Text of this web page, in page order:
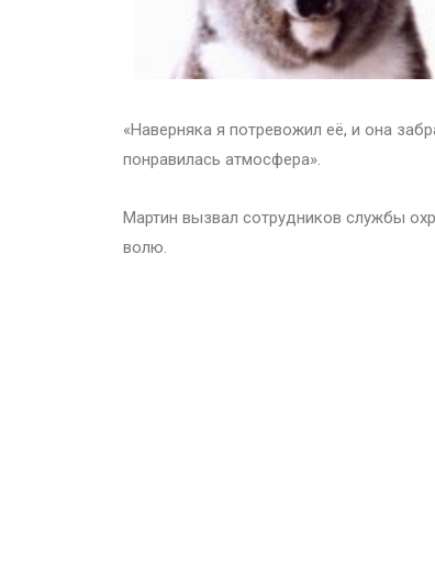
«Наверняка я потревожил её, и она
понравилась атмосфера».
Мартин вызвал сотрудников службы
волю.